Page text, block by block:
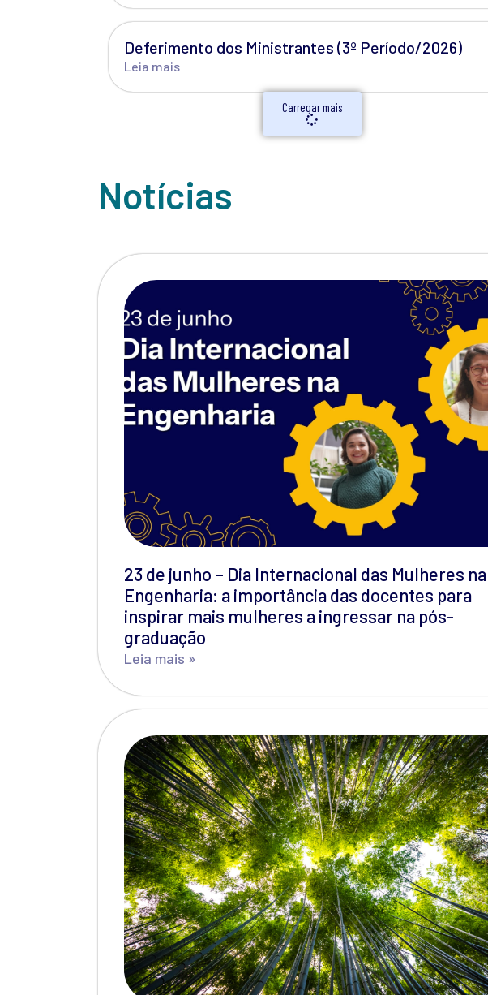
Deferimento dos Ministrantes (3º Período/2026)
Leia mais
Carregar mais
Notícias
23 de junho – Dia Internacional das Mulheres na
Engenharia: a importância das docentes para
inspirar mais mulheres a ingressar na pós-
graduação
Leia mais »